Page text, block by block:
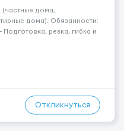
(частные дома,
дома). Обязанности:
резка, гибка и
бетона. - Демонтаж
Откликнуться